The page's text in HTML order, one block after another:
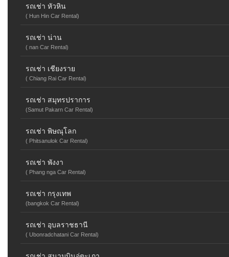
รถเช่า หัวหิน
( Hun Hin Car Rental)
รถเช่า น่าน
( nan Car Rental)
รถเช่า เชียงราย
( Chiang Rai Car Rental)
รถเช่า สมุทรปราการ
(Samut Pakarn Car Rental)
รถเช่า พิษณุโลก
( Phitsanulok Car Rental)
รถเช่า พังงา
( Phang nga Car Rental)
รถเช่า กรุงเทพ
(bangkok Car Rental)
รถเช่า อุบลราชธานี
( Ubonradchatani Car Rental)